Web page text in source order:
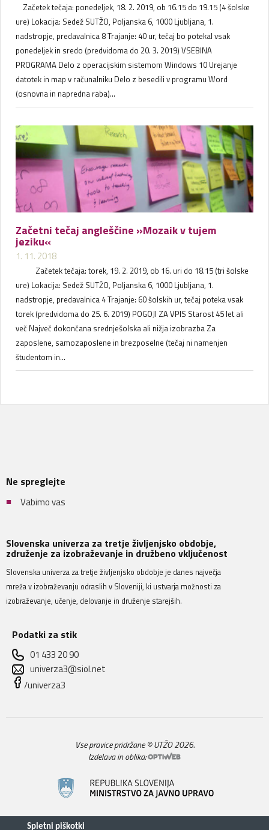
Začetek tečaja: ponedeljek, 18. 2. 2019, ob 16.15 do 19.15 (4 šolske
ure) Lokacija: Sedež SUTŽO, Poljanska 6, 1000 Ljubljana, 1.
nadstropje, predavalnica 8 Trajanje: 40 ur, tečaj bo potekal vsak
ponedeljek in sredo (predvidoma do 20. 3. 2019) VSEBINA
PROGRAMA Delo z operacijskim sistemom Windows 10 Urejanje
datotek in map v računalniku Delo z besedili v programu Word
(osnovna in napredna raba)...
Začetni tečaj angleščine »Mozaik v tujem
jeziku«
1. 11. 2018
Začetek tečaja: torek, 19. 2. 2019, ob 16. uri do 18.15 (tri šolske
ure) Lokacija: Sedež SUTŽO, Poljanska 6, 1000 Ljubljana, 1.
nadstropje, predavalnica 4 Trajanje: 60 šolskih ur, tečaj poteka vsak
torek (predvidoma do 25. 6. 2019) POGOJI ZA VPIS Starost 45 let ali
več Največ dokončana srednješolska ali nižja izobrazba Za
zaposlene, samozaposlene in brezposelne (tečaj ni namenjen
študentom in...
Spletni piškotki
Ne spreglejte
Vabimo vas
Slovenska univerza za tretje življenjsko obdobje,
združenje za izobraževanje in družbeno vključenost
Slovenska univerza za tretje življenjsko obdobje je danes največja
mreža v izobraževanju odraslih v Sloveniji, ki ustvarja možnosti za
izobraževanje, učenje, delovanje in druženje starejših.
Podatki za stik
01 433 20 90
univerza3@siol.net
/univerza3
Vse pravice pridržane © UTŽO 2026.
Izdelava in oblika: